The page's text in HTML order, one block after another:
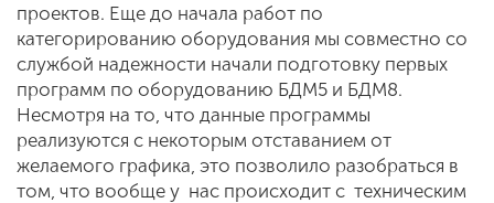
проектов. Еще до начала работ по
категорированию оборудования мы совместно со
службой надежности начали подготовку первых
программ по оборудованию БДМ5 и БДМ8.
Несмотря на то, что данные программы
реализуются с некоторым отставанием от
желаемого графика, это позволило разобраться в
том, что вообще у нас происходит с техническим